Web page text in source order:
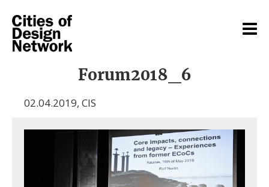
Forum2018_6
02.04.2019, CIS